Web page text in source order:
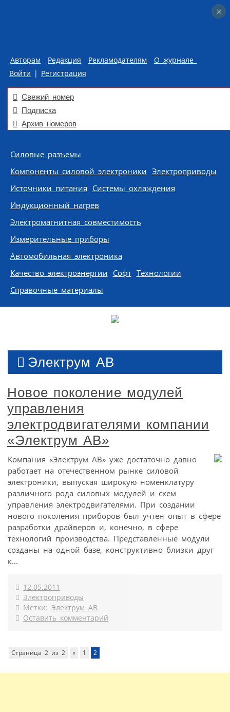
Авторам Редакция Рекламодателям
О журнале
Войти | Регистрация
Свежий номер
Подписка
Архив номеров
Skip to content
Силовые разъемы
Компоненты силовой электроники Электроприводы
Источники питания Системы охлаждения
Индукционный нагрев
Электромагнитная совместимость
Измерительные приборы
Автомобильная электроника
Качество электроэнергии Софт Технологии
Справочные материалы
Электрум АВ
Новое поколение модулей
управления
электродвигателями компании
«Электрум АВ»
Компания «Электрум АВ» уже достаточно давно
работает на отечественном рынке силовой
электроники, выпуская широкую номенклатуру
различного рода силовых модулей и схем
управления электродвигателями. При создании
нового поколения приборов был учтен опыт в сфере
разработки драйверов и, конечно, в сфере
технологий производства. Представленные модули
созданы на одной базе, конструктивно близки друг
к...
12.05.2011
Электроприводы
Метки: Электрум АВ
Оставить комментарий
Страница 2 из 2 « 1 2
×
×